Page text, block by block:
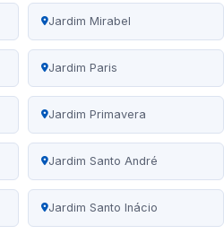
Jardim Mirabel
Jardim Paris
Jardim Primavera
Jardim Santo André
Jardim Santo Inácio